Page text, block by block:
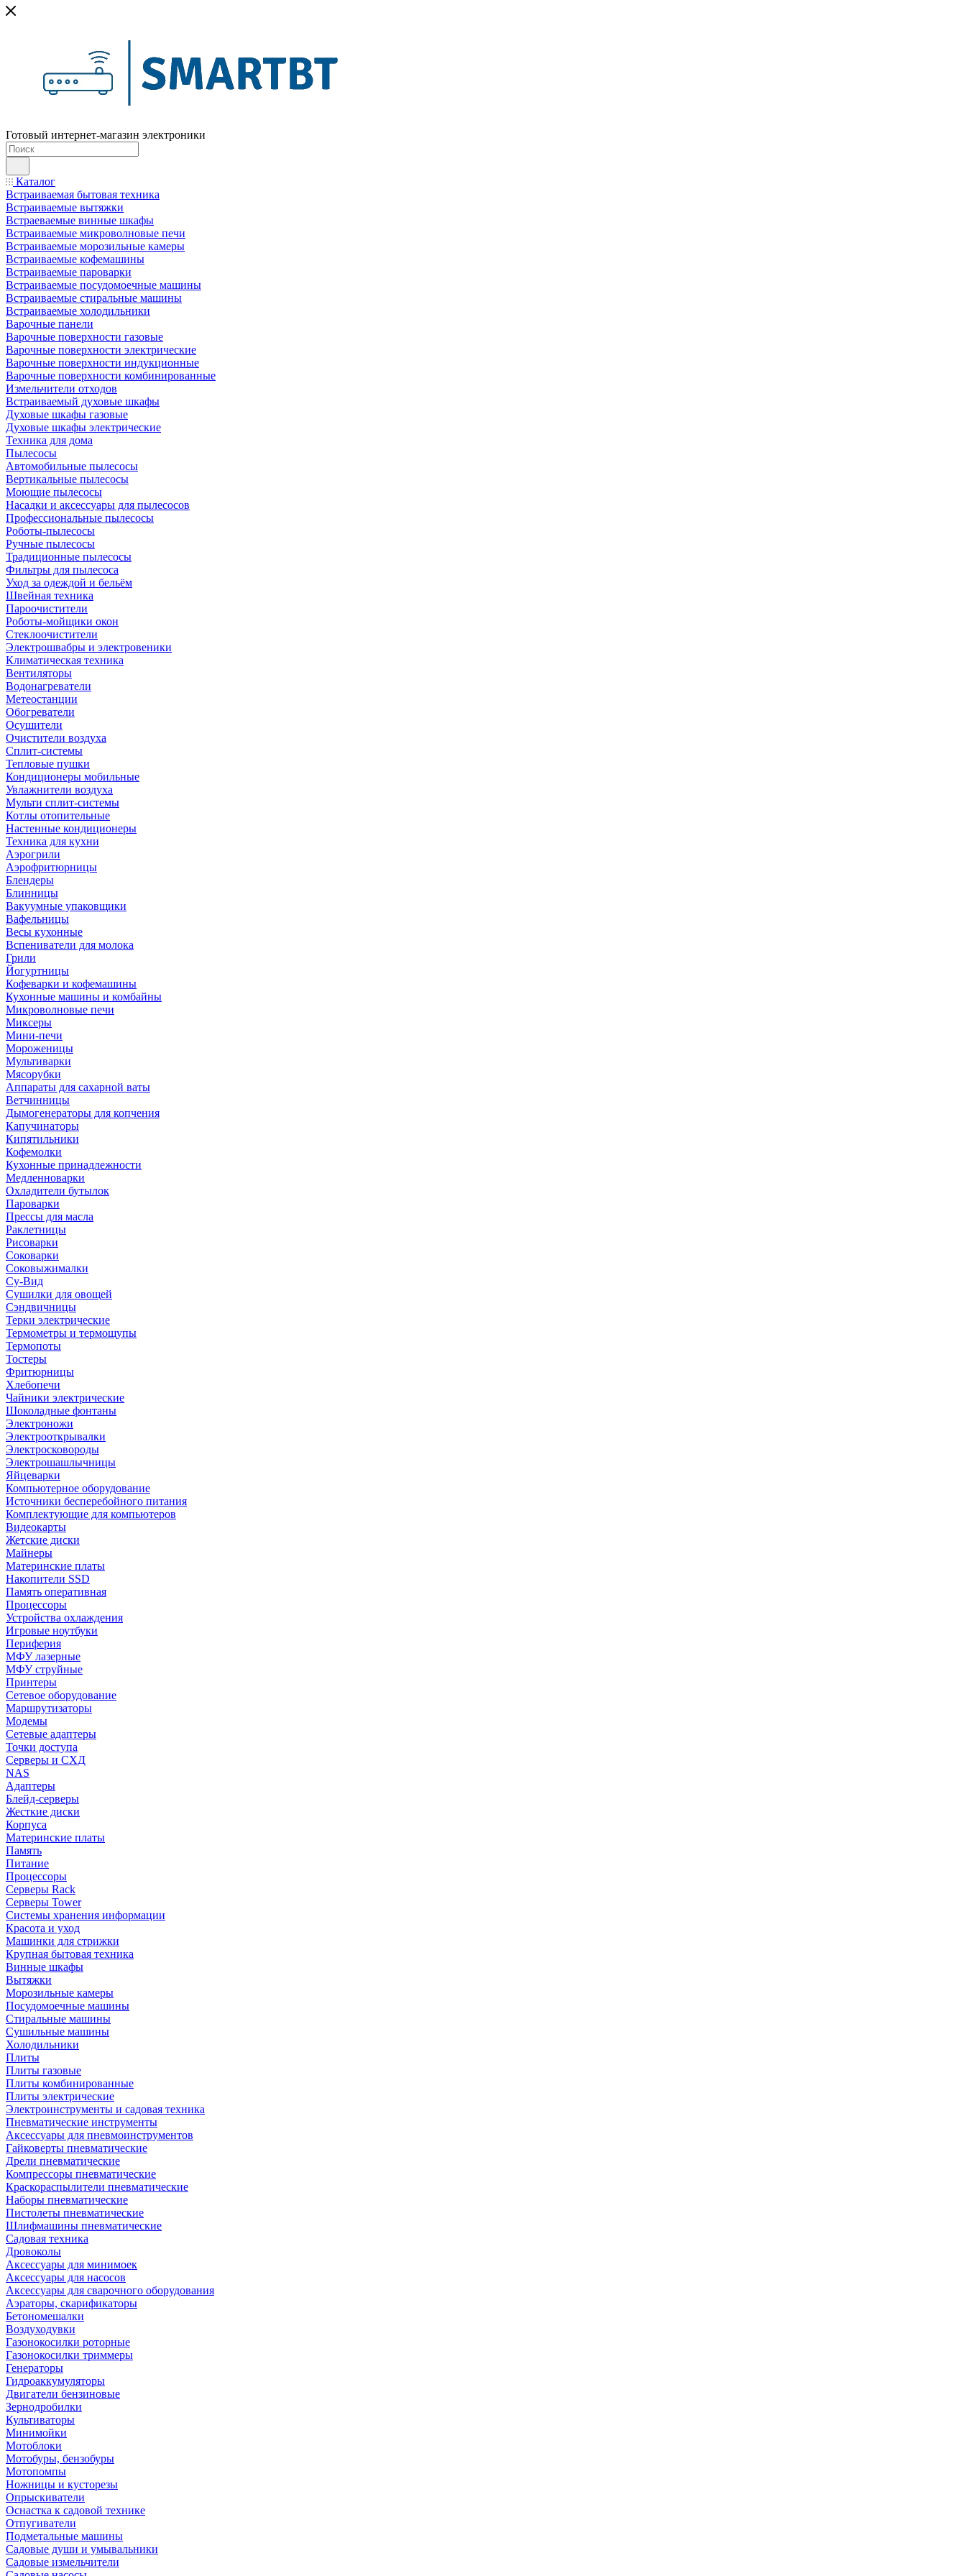
Готовый интернет-магазин электроники
Каталог
Встраиваемая бытовая техника
Встраиваемые вытяжки
Встраеваемые винные шкафы
Встраиваемые микроволновые печи
Встраиваемые морозильные камеры
Встраиваемые кофемашины
Встраиваемые пароварки
Встраиваемые посудомоечные машины
Встраиваемые стиральные машины
Встраиваемые холодильники
Варочные панели
Варочные поверхности газовые
Варочные поверхности электрические
Варочные поверхности индукционные
Варочные поверхности комбинированные
Измельчители отходов
Встраиваемый духовые шкафы
Духовые шкафы газовые
Духовые шкафы электрические
Техника для дома
Пылесосы
Автомобильные пылесосы
Вертикальные пылесосы
Моющие пылесосы
Насадки и аксессуары для пылесосов
Профессиональные пылесосы
Роботы-пылесосы
Ручные пылесосы
Традиционные пылесосы
Фильтры для пылесоса
Уход за одеждой и бельём
Швейная техника
Пароочистители
Роботы-мойщики окон
Стеклоочистители
Электрошвабры и электровеники
Климатическая техника
Вентиляторы
Водонагреватели
Метеостанции
Обогреватели
Осушители
Очистители воздуха
Сплит-системы
Тепловые пушки
Кондиционеры мобильные
Увлажнители воздуха
Мульти сплит-системы
Котлы отопительные
Настенные кондиционеры
Техника для кухни
Аэрогрили
Аэрофритюрницы
Блендеры
Блинницы
Вакуумные упаковщики
Вафельницы
Весы кухонные
Вспениватели для молока
Грили
Йогуртницы
Кофеварки и кофемашины
Кухонные машины и комбайны
Микроволновые печи
Миксеры
Мини-печи
Мороженицы
Мультиварки
Мясорубки
Аппараты для сахарной ваты
Ветчинницы
Дымогенераторы для копчения
Капучинаторы
Кипятильники
Кофемолки
Кухонные принадлежности
Медленноварки
Охладители бутылок
Пароварки
Прессы для масла
Раклетницы
Рисоварки
Соковарки
Соковыжималки
Су-Вид
Сушилки для овощей
Сэндвичницы
Терки электрические
Термометры и термощупы
Термопоты
Тостеры
Фритюрницы
Хлебопечи
Чайники электрические
Шоколадные фонтаны
Электроножи
Электрооткрывалки
Электросковороды
Электрошашлычницы
Яйцеварки
Компьютерное оборудование
Источники бесперебойного питания
Комплектующие для компьютеров
Видеокарты
Жетские диски
Майнеры
Материнские платы
Накопители SSD
Память оперативная
Процессоры
Устройства охлаждения
Игровые ноутбуки
Периферия
МФУ лазерные
МФУ струйные
Принтеры
Сетевое оборудование
Маршрутизаторы
Модемы
Сетевые адаптеры
Точки доступа
Серверы и СХД
NAS
Адаптеры
Блейд-серверы
Жесткие диски
Корпуса
Материнские платы
Память
Питание
Процессоры
Серверы Rack
Серверы Tower
Системы хранения информации
Красота и уход
Машинки для стрижки
Крупная бытовая техника
Винные шкафы
Вытяжки
Морозильные камеры
Посудомоечные машины
Стиральные машины
Сушильные машины
Холодильники
Плиты
Плиты газовые
Плиты комбинированные
Плиты электрические
Электроинструменты и садовая техника
Пневматические инструменты
Аксессуары для пневмоинструментов
Гайковерты пневматические
Дрели пневматические
Компрессоры пневматические
Краскораспылители пневматические
Наборы пневматические
Пистолеты пневматические
Шлифмашины пневматические
Садовая техника
Дровоколы
Аксессуары для минимоек
Аксессуары для насосов
Аксессуары для сварочного оборудования
Аэраторы, скарификаторы
Бетономешалки
Воздуходувки
Газонокосилки роторные
Газонокосилки триммеры
Генераторы
Гидроаккумуляторы
Двигатели бензиновые
Зернодробилки
Культиваторы
Минимойки
Мотоблоки
Мотобуры, бензобуры
Мотопомпы
Ножницы и кусторезы
Опрыскиватели
Оснастка к садовой технике
Отпугиватели
Подметальные машины
Садовые души и умывальники
Садовые измельчители